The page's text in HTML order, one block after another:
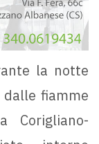
la notte
fiamme